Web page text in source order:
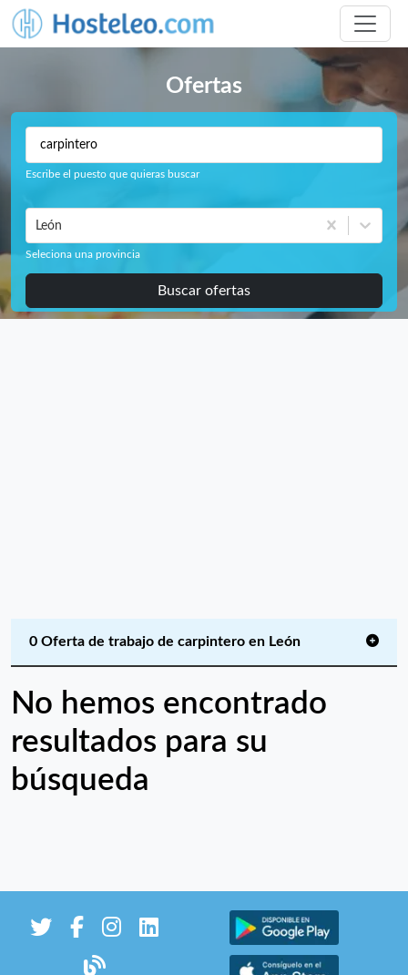
Ofertas
Escribe el puesto que quieras buscar
León
Seleciona una provincia
Buscar ofertas
0 Oferta de trabajo de carpintero en León
No hemos encontrado
resultados para su
búsqueda